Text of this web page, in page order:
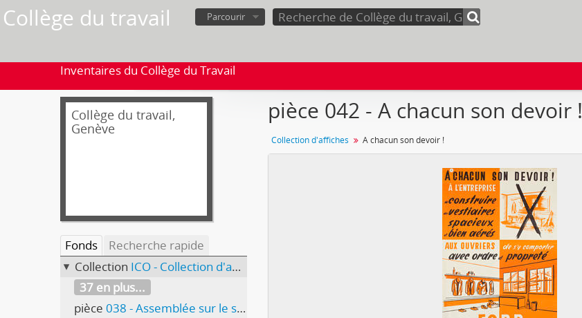
Collège du travail Parcourir
Inventaires du Collège du Travail
Collège du travail,
Genève
Fonds
Recherche rapide
Collection ICO - Collection d'affiches
37 en plus...
pièce 038 - Assemblée sur le suffrage féminin
pièce 042 - A chacun son devoir !
Collection d'affiches A chacun son devoir !